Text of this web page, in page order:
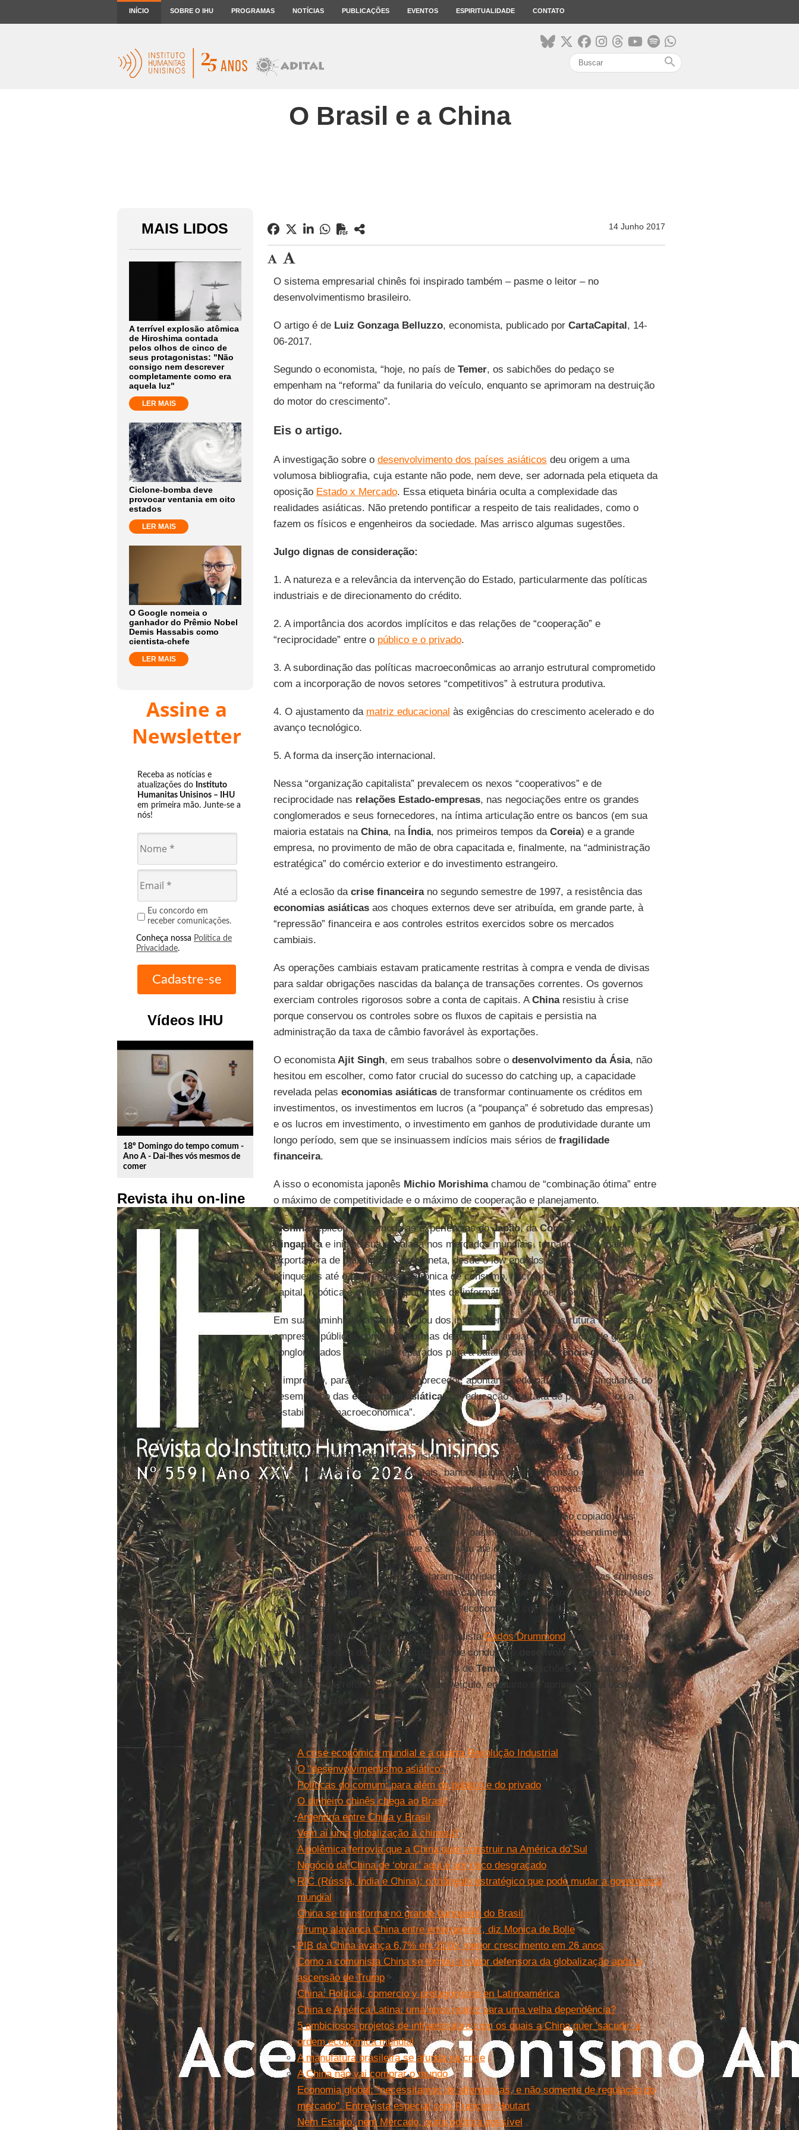
INÍCIO SOBRE O IHU PROGRAMAS NOTÍCIAS PUBLICAÇÕES EVENTOS ESPIRITUALIDADE CONTATO
search
O Brasil e a China
MAIS LIDOS
A terrível explosão atômica
de Hiroshima contada
pelos olhos de cinco de
seus protagonistas: "Não
consigo nem descrever
completamente como era
aquela luz"
LER MAIS
Ciclone-bomba deve
provocar ventania em oito
estados
LER MAIS
O Google nomeia o
ganhador do Prêmio Nobel
Demis Hassabis como
cientista-chefe
LER MAIS
Assine a
Newsletter
Receba as notícias e
atualizações do Instituto
Humanitas Unisinos – IHU
em primeira mão. Junte-se a
nós!
Eu concordo em
receber comunicações.
Conheça nossa Política de
Privacidade.
Vídeos IHU
play_circle_outline
18º Domingo do tempo comum -
Ano A - Dai-lhes vós mesmos de
comer
Revista ihu on-line
14 Junho 2017
O sistema empresarial chinês foi inspirado também – pasme o leitor – no
desenvolvimentismo brasileiro.
O artigo é de Luiz Gonzaga Belluzzo, economista, publicado por CartaCapital, 14-
06-2017.
Segundo o economista, “hoje, no país de Temer, os sabichões do pedaço se
empenham na “reforma” da funilaria do veículo, enquanto se aprimoram na destruição
do motor do crescimento”.
Eis o artigo.
A investigação sobre o desenvolvimento dos países asiáticos deu origem a uma
volumosa bibliografia, cuja estante não pode, nem deve, ser adornada pela etiqueta da
oposição Estado x Mercado. Essa etiqueta binária oculta a complexidade das
realidades asiáticas. Não pretendo pontificar a respeito de tais realidades, como o
fazem os físicos e engenheiros da sociedade. Mas arrisco algumas sugestões.
Julgo dignas de consideração:
1. A natureza e a relevância da intervenção do Estado, particularmente das políticas
industriais e de direcionamento do crédito.
2. A importância dos acordos implícitos e das relações de “cooperação” e
“reciprocidade” entre o público e o privado.
3. A subordinação das políticas macroeconômicas ao arranjo estrutural comprometido
com a incorporação de novos setores “competitivos” à estrutura produtiva.
4. O ajustamento da matriz educacional às exigências do crescimento acelerado e do
avanço tecnológico.
5. A forma da inserção internacional.
Nessa “organização capitalista” prevalecem os nexos “cooperativos” e de
reciprocidade nas relações Estado-empresas, nas negociações entre os grandes
conglomerados e seus fornecedores, na íntima articulação entre os bancos (em sua
maioria estatais na China, na Índia, nos primeiros tempos da Coreia) e a grande
empresa, no provimento de mão de obra capacitada e, finalmente, na “administração
estratégica” do comércio exterior e do investimento estrangeiro.
Até a eclosão da crise financeirano segundo semestre de 1997, a resistência das
economias asiáticasaos choques externos deve ser atribuída, em grande parte, à
“repressão” financeira e aos controles estritos exercidos sobre os mercados
cambiais.
As operações cambiais estavam praticamente restritas à compra e venda de divisas
para saldar obrigações nascidas da balança de transações correntes. Os governos
exerciam controles rigorosos sobre a conta de capitais. AChinaresistiu à crise
porque conservou os controles sobre os fluxos de capitais e persistia na
administração da taxa de câmbio favorável às exportações.
O economistaAjit Singh, em seus trabalhos sobre odesenvolvimento da Ásia, não
hesitou em escolher, como fator crucial do sucesso do catching up, a capacidade
revelada pelas economias asiáticasde transformar continuamente os créditos em
investimentos, os investimentos em lucros (a “poupança” é sobretudo das empresas)
e os lucros em investimento, o investimento em ganhos de produtividade durante um
longo período, sem que se insinuassem indícios mais sérios de fragilidade
financeira.
A isso o economista japonês Michio Morishimachamou de “combinação ótima” entre
o máximo de competitividade e o máximo de cooperação e planejamento.
AChinareplicou à sua moda as experiências doJapão, daCoreia, deTaiwane de
Cingapurae iniciou sua escalada nos mercados mundiais, tornando-se a maior
exportadora de manufaturas do planeta, desde o low end dos têxteis, vestuário e
brinquedos até o high end da eletrônica de consumo, microprocessadores, bens de
capital, robótica e outros componentes de informática e microeletrônica.
Em sua caminhada, aChinacuidou dos investimentos em infraestrutura e utilizou as
empresas públicas como plataformas destinadas a apoiar a constituição de grandes
conglomerados industriais preparados para a batalha daconcorrência global.
É impróprio, para não dizer empobrecedor, apontar o dedo para causas singulares do
desempenho das economias asiáticas: a “educação”, “a taxa de poupança” ou a
“estabilidade macroeconômica”.
Autor de livros indispensáveis para a compreensão da trajetória chinesa, o
economista inglêsPeter Nolaninsiste em ressaltar a construção dos arranjos e
articulações entre empresas estatais, bancos públicos e a expansão de um pujante
setor privado “competitivo” povoado de pequenas e médias empresas.
Esse sistema de organização empresarial foi, repito, inspirado (não copiado) nas
experiências deJapão,Coreia,Taiwan
e – pasme o leitor – no empreendimento
desenvolvimentista brasileiro que sobreviveu até o fim dos anos 1970.
Por nossas veredas tropicais circularam autoridades, técnicos e burocratas chineses
em busca de inspiração para as reformas cautelosas que livraram o Império do Meio
das amarras e insuficiências gritantes da “economia de comando”.
Na edição anterior de CartaCapital, o jornalistaCarlos Drummondofereceu uma
análise cuidadosa do arranjo estrutural que conduziu o
desenvolvimento e a
industrialização no Brasil
. Hoje, no país deTemer, os sabichões do pedaço se
empenham na “reforma” da funilaria do veículo, enquanto se aprimoram na destruição
do motor do crescimento.
Leia mais
A crise econômica mundial e a quarta Revolução Industrial
O "desenvolvimentismo asiático"
Políticas do comum: para além do público e do privado
O dinheiro chinês chega ao Brasil
Argentina entre China y Brasil
Vem aí uma globalização à chinesa?
A polêmica ferrovia que a China quer construir na América do Sul
Negócio da China de ‘obrar’ aqui é um risco desgraçado
RIC (Rússia, Índia e China): o triângulo estratégico que pode mudar a governança
mundial
China se transforma no grande banqueiro do Brasil
‘Trump alavanca China entre emergentes’, diz Monica de Bolle
PIB da China avança 6,7% em 2016, menor crescimento em 26 anos
Como a comunista China se tornou a maior defensora da globalização após a
ascensão de Trump
China: Política, comercio y protagonismo en Latinoamérica
China e América Latina: uma nova matriz para uma velha dependência?
5 ambiciosos projetos de infraestrutura com os quais a China quer 'sacudir' a
ordem econômica mundial
A manufatura brasileira se afunda na crise
A China não vai comprar o mundo
Economia global: ''necessitamos de alternativas, e não somente de regulação do
mercado''. Entrevista especial com François Houtart
Nem Estado, nem Mercado, outra política possível